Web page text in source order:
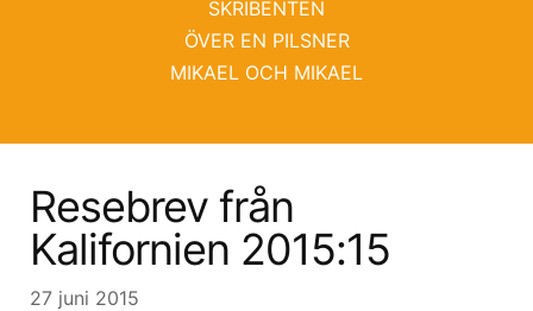
SKRIBENTEN
ÖVER EN PILSNER
MIKAEL OCH MIKAEL
Resebrev från
Kalifornien 2015:15
27 juni 2015